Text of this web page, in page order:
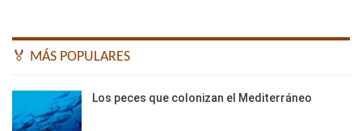
🏅 MÁS POPULARES
Los peces que colonizan el Mediterráneo